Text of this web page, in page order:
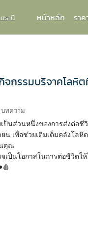
ธานี หน้าหลัก รา
จกรรมบริจาคโลหิ
บทความ
นส่วนหนึ่งของการส่งต่อชี
น เพื่อช่วยเติมเต็มคลังโลหิ
นคุณ
เป็นโอกาสในการต่อชีวิตใ